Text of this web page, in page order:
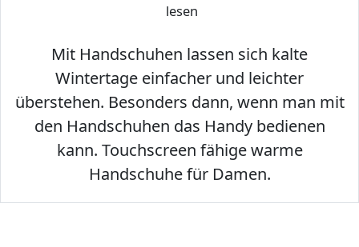
lesen
Mit Handschuhen lassen sich kalte
Wintertage einfacher und leichter
überstehen. Besonders dann, wenn man mit
den Handschuhen das Handy bedienen
kann. Touchscreen fähige warme
Handschuhe für Damen.